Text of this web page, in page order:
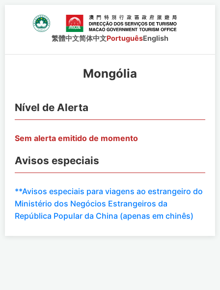
繁體中文简体中文PortuguêsEnglish
Mongólia
Nível de Alerta
Sem alerta emitido de momento
Avisos especiais
**Avisos especiais para viagens ao estrangeiro do
Ministério dos Negócios Estrangeiros da
República Popular da China (apenas em chinês)